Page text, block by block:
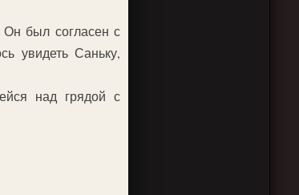
Он был согласен с
увидеть Саньку,
над грядой с